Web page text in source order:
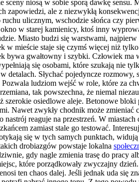
niosą w sobie sporą dawkę sensu.
zapowiedzi, ale z niezwykłą
ulicznym, wschodzie słońca czy
w starej kamienicy, ktoś inny
Miasto budzi się warstwami,
w mieście staje się czymś więcej niż
gwałtowny i szybki. Człowiek
się osobami, które szukają nie
Słychać pojedyncze
ludziom wejść w role, które za
tak powszechna, że niemal
osiedlowe aleje. Betonowe
Nawet zwykły chodnik może
reaguje na przestrzeń. W
zamiast stale go testować.
się w tych samych punktach,
drobiazgów powstaje lokalna
gdy nagle zmienia trasę do pracy
które porządkowały zwyczajny
ten chaos dalej. Jeśli jednak uda się